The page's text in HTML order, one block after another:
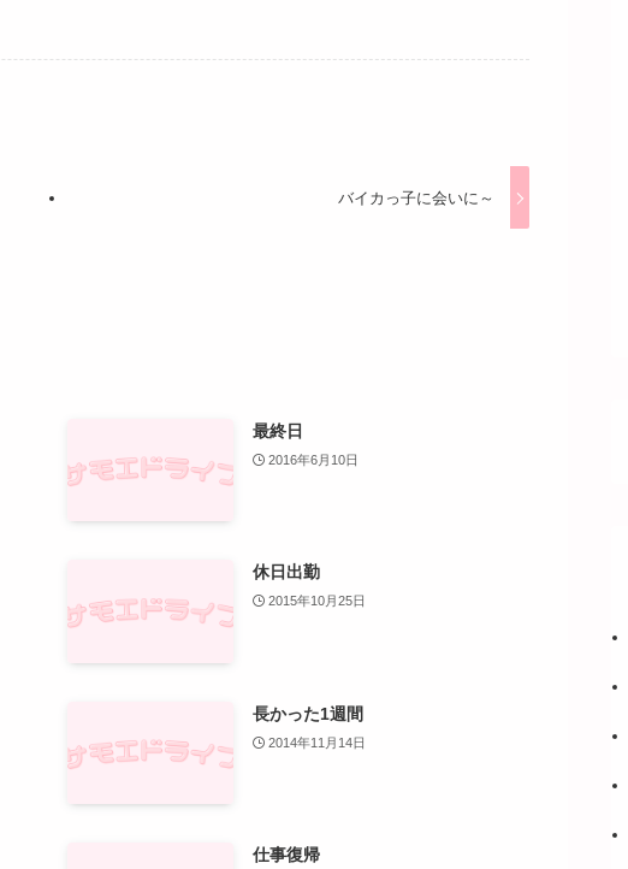
バイカっ子に会いに～
最終日
2016年6月10日
休日出勤
2015年10月25日
長かった1週間
2014年11月14日
仕事復帰